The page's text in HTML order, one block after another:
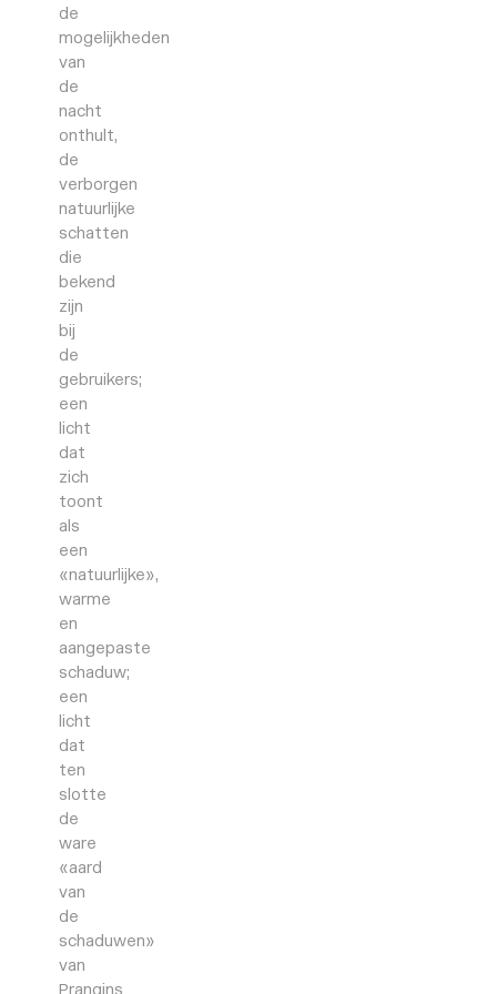
de
mogelijkheden
van
de
nacht
onthult,
de
verborgen
natuurlijke
schatten
die
bekend
zijn
bij
de
gebruikers;
een
licht
dat
zich
toont
als
een
«natuurlijke»,
warme
en
aangepaste
schaduw;
een
licht
dat
ten
slotte
de
ware
«aard
van
de
schaduwen»
van
Prangins